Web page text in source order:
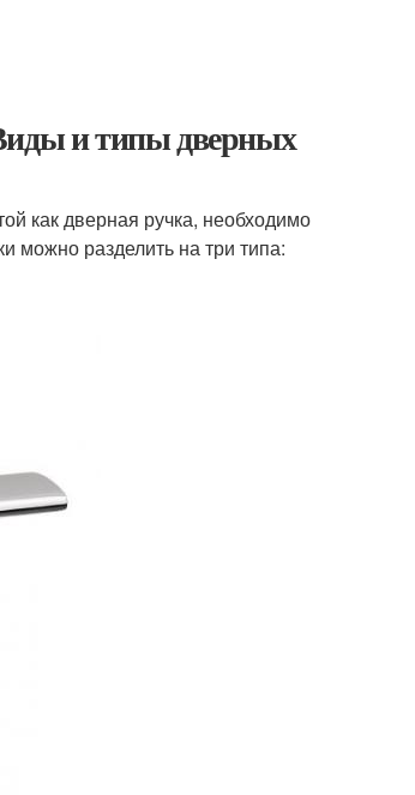
и типы дверных
как дверная ручка, необходимо
можно разделить на три типа: